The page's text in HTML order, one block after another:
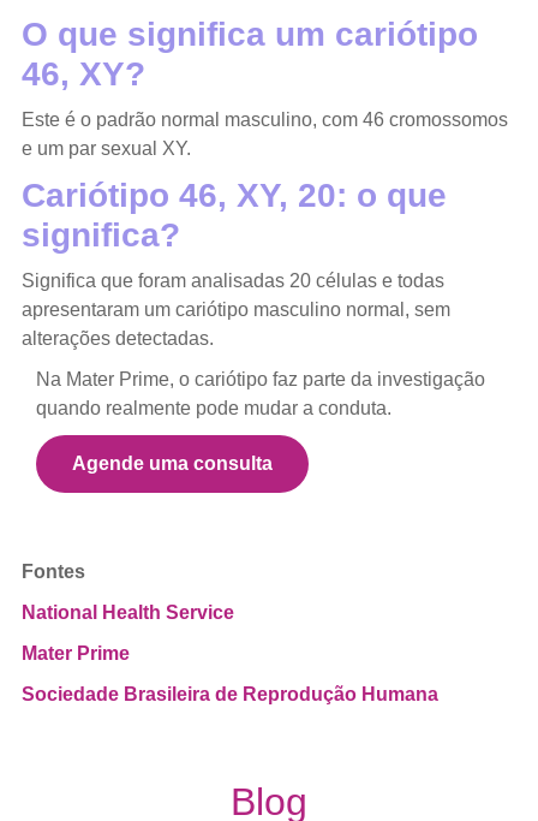
O que significa um cariótipo
46, XY?
Este é o padrão normal masculino, com 46 cromossomos
e um par sexual XY.
Cariótipo 46, XY, 20: o que
significa?
Significa que foram analisadas 20 células e todas
apresentaram um cariótipo masculino normal, sem
alterações detectadas.
Na Mater Prime, o cariótipo faz parte da investigação
quando realmente pode mudar a conduta.
Agende uma consulta
Fontes
National Health Service
Mater Prime
Sociedade Brasileira de Reprodução Humana
Blog